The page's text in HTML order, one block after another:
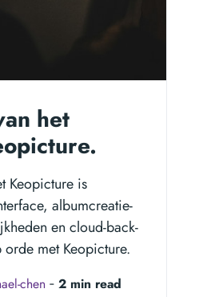
het
Keopicture is
albumcreatie-
en cloud-back-
met Keopicture.
chen ‐ 2 min read